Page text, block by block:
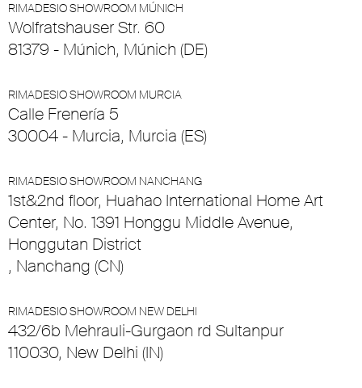
RIMADESIO SHOWROOM MÚNICH
Wolfratshauser Str. 60
81379 - Múnich, Múnich (DE)
RIMADESIO SHOWROOM MURCIA
Calle Frenería 5
30004 - Murcia, Murcia (ES)
RIMADESIO SHOWROOM NANCHANG
1st&2nd floor, Huahao International Home Art
Center, No. 1391 Honggu Middle Avenue,
Honggutan District
, Nanchang (CN)
RIMADESIO SHOWROOM NEW DELHI
432/6b Mehrauli-Gurgaon rd Sultanpur
110030, New Delhi (IN)